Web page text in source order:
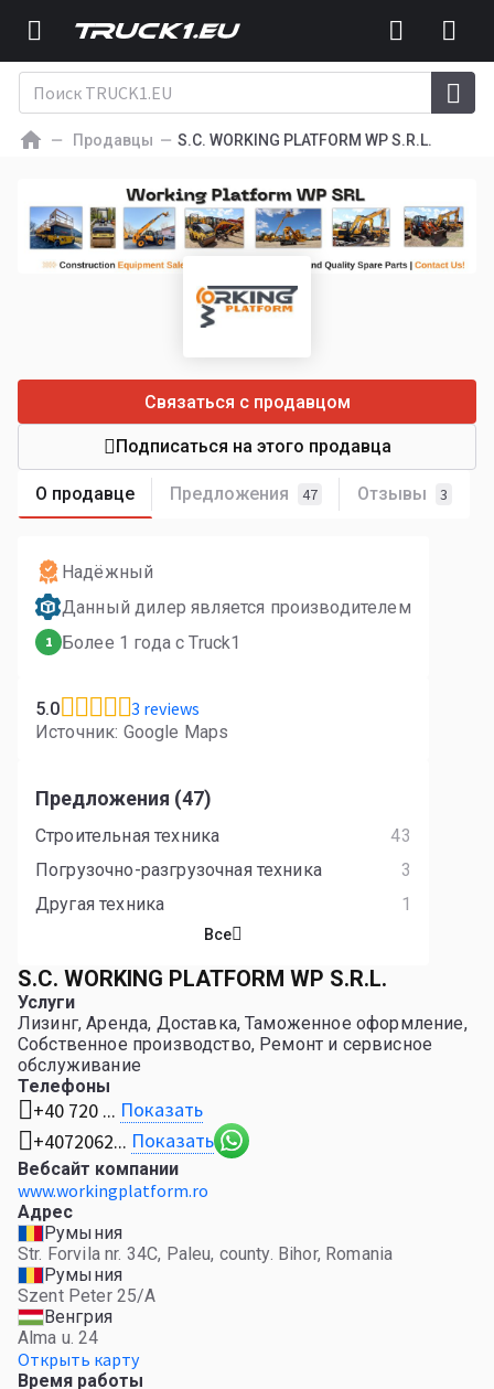
Продавцы S.C. WORKING PLATFORM WP S.R.L.
О продавце Предложения 47 Отзывы 3
Связаться с продавцом
Подписаться на этого продавца
S.C. WORKING PLATFORM WP S.R.L.
Услуги
Лизинг, Аренда, Доставка, Таможенное оформление,
Собственное производство, Ремонт и сервисное
обслуживание
Телефоны
+40 720 ... Показать
+4072062... Показать
Вебсайт компании
www.workingplatform.ro
Адрес
Румыния
Str. Forvila nr. 34C, Paleu, county. Bihor, Romania
Румыния
Szent Peter 25/A
Венгрия
Alma u. 24
Открыть карту
Время работы
Надёжный
Данный дилер является производителем
1 Более 1 года с Truck1
5.0 3 reviews
Источник: Google Maps
Предложения (47)
Строительная техника
43
Погрузочно-разгрузочная техника
3
Другая техника
1
Все